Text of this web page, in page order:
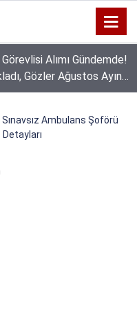
Alımı Gündemde!
Gözler Ağustos Ayına
Sınavsız Ambulans Şoförü
Detayları